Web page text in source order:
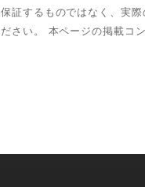
保証するものではなく、実
ださい。 本ページの掲載コ